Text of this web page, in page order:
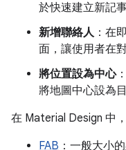
於快速建立新記事
新增聯絡人：在
面，讓使用者在
將位置設為中心
將地圖中心設為目
在 Material Design 中
FAB ：一般大小